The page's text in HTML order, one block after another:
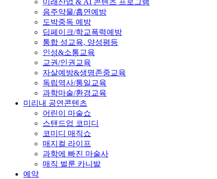
음주약물/흡연예방
도박중독 예방
딥페이크/학교폭력예방
통합 성교육, 양성평등
인성&소통교육
교권/인권교육
자살예방&생명존중교육
독립역사/통일교육
과학마술/환경교육
미리내 공연콘텐츠
어린이 마술쇼
스탠드업 코미디
코미디 매직쇼
매지컬 라이프
과학에 빠진 마술사
매직 벌룬 카니발
예약